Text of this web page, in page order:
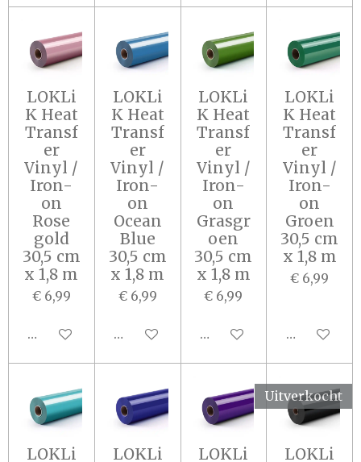
LOKLi
K Heat
Transf
er
Vinyl /
Iron-
on
Rose
gold
30,5 cm
x 1,8 m
€ 6,99
In winkelwagen
LOKLi
K Heat
Transf
er
Vinyl /
Iron-
on
Ocean
Blue
30,5 cm
x 1,8 m
€ 6,99
In winkelwagen
LOKLi
K Heat
Transf
er
Vinyl /
Iron-
on
Grasgr
oen
30,5 cm
x 1,8 m
€ 6,99
In winkelwagen
LOKLi
K Heat
Transf
er
Vinyl /
Iron-
on
Groen
30,5 cm
x 1,8 m
€ 6,99
In
LOKLi LOKLi LOKLi
Uitverkocht
LOKLi